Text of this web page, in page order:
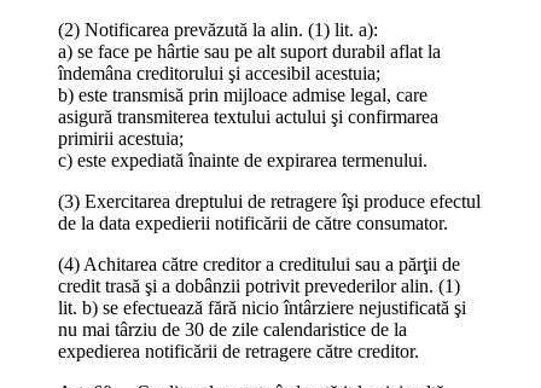
(2) Notificarea prevăzută la alin. (1) lit. a):
a) se face pe hârtie sau pe alt suport durabil aflat la
îndemâna creditorului şi accesibil acestuia;
b) este transmisă prin mijloace admise legal, care
asigură transmiterea textului actului şi confirmarea
primirii acestuia;
c) este expediată înainte de expirarea termenului.
(3) Exercitarea dreptului de retragere îşi produce efectul
de la data expedierii notificării de către consumator.
(4) Achitarea către creditor a creditului sau a părţii de
credit trasă şi a dobânzii potrivit prevederilor alin. (1)
lit. b) se efectuează fără nicio întârziere nejustificată şi
nu mai târziu de 30 de zile calendaristice de la
expedierea notificării de retragere către creditor.